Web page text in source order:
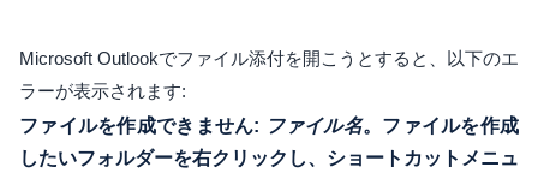
Microsoft Outlookでファイル添付を開こうとすると、以下のエ
ラーが表示されます:
ファイルを作成できません: ファイル名。ファイルを作成
したいフォルダーを右クリックし、ショートカットメニュ